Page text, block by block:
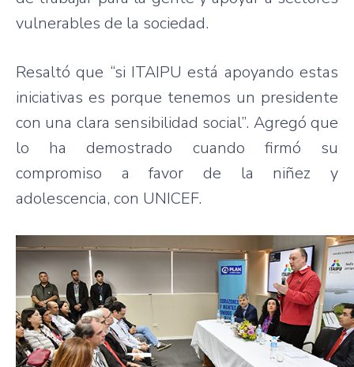
vulnerables de la sociedad.
Resaltó que “si ITAIPU está apoyando estas
iniciativas es porque tenemos un presidente
con una clara sensibilidad social”. Agregó que
lo ha demostrado cuando firmó su
compromiso a favor de la niñez y
adolescencia, con UNICEF.